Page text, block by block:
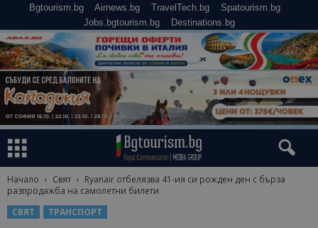
Bgtourism.bg Airnews.bg TravelTech.bg
Spatourism.bg
Jobs.bgtourism.bg
Destinations.bg
Начало Свят
Ryanair отбелязва 41-ия си рожден ден с бърза
разпродажба на самолетни билети
СВЯТ
ТРАНСПОРТ